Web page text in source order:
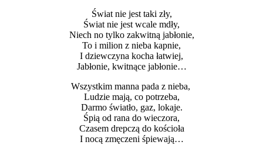
Świat nie jest taki zły,
Świat nie jest wcale mdły,
Niech no tylko zakwitną jabłonie,
To i milion z nieba kapnie,
I dziewczyna kocha łatwiej,
Jabłonie, kwitnące jabłonie…
Wszystkim manna pada z nieba,
Ludzie mają, co potrzeba,
Darmo światło, gaz, lokaje.
Śpią od rana do wieczora,
Czasem drepczą do kościoła
I nocą zmęczeni śpiewają…